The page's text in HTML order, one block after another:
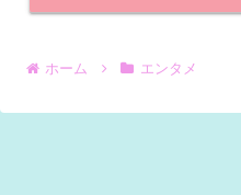
ホーム エンタメ